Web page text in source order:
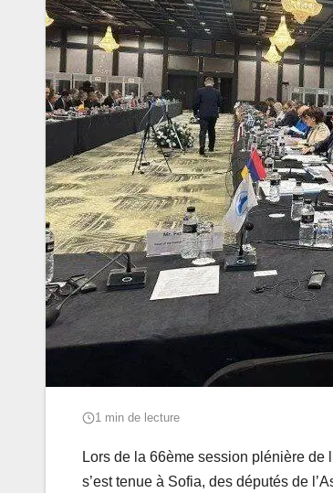
1 min de lecture
Lors de la 66ème session plénière de
s’est tenue à Sofia, des députés de